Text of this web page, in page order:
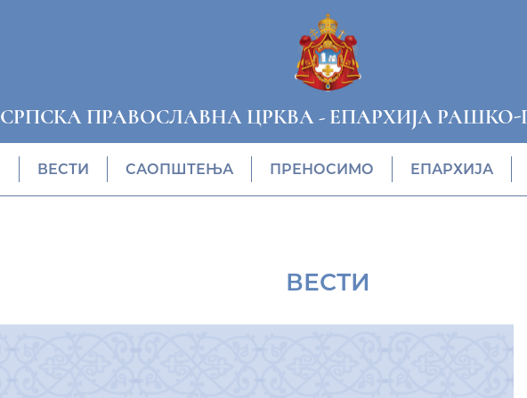
СРПСКА ПРАВОСЛАВНА ЦРКВА- ЕПАРХИЈА
ВЕСТИ САОПШТЕЊА ПРЕНОСИМО ЕПАРХИЈА
ВЕСТИ